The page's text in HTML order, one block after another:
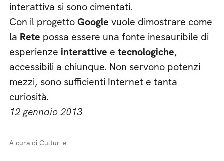
interattiva si sono cimentati.
Con il progettoGoogle vuole dimostrare come
la Rete possa essere una fonte inesauribile di
esperienze interattive e tecnologiche,
accessibili a chiunque. Non servono potenzi
mezzi, sono sufficienti Internet e tanta
curiosità.
12 gennaio 2013
A cura di Cultur-e